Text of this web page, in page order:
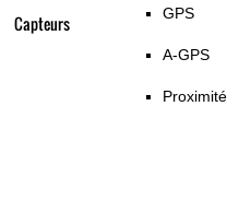
Capteurs GPS
A-GPS
Proximité